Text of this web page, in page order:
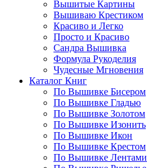
Вышитые Картины
Вышиваю Крестиком
Красиво и Легко
Просто и Красиво
Сандра Вышивка
Формула Рукоделия
Чудесные Мгновения
Каталог Книг
По Вышивке Бисером
По Вышивке Гладью
По Вышивке Золотом
По Вышивке Изонить
По Вышивке Икон
По Вышивке Крестом
По Вышивке Лентами